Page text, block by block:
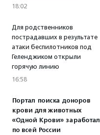
18:02
Для родственников
пострадавших в результате
атаки беспилотников под
Геленджиком открыли
горячую линию
16:58
Портал поиска доноров
крови для животных
«Одной Крови» заработал
по всей России